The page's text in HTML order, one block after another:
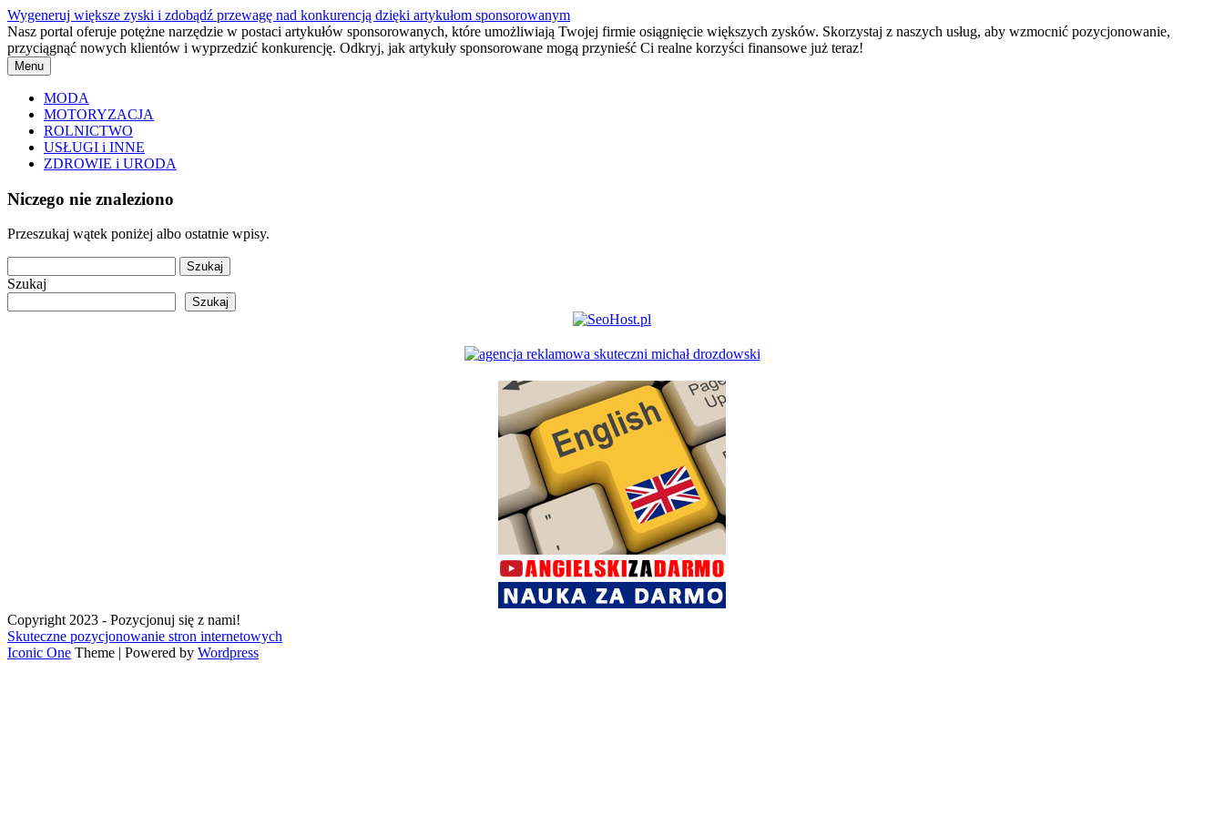
Przejdź
do
treści
Wygeneruj większe zyski i zdobądź przewagę nad konkurencją dzięki artykułom sponsorowanym
Nasz portal oferuje potężne narzędzie w postaci artykułów sponsorowanych, które umożliwiają Twojej firmie osiągnięcie większych zysków. Skorzystaj z naszych usług, aby wzmocnić pozycjonowanie,
przyciągnąć nowych klientów i wyprzedzić konkurencję. Odkryj, jak artykuły sponsorowane mogą przynieść Ci realne korzyści finansowe już teraz!
Menu
MODA
MOTORYZACJA
ROLNICTWO
USŁUGI i INNE
ZDROWIE i URODA
Niczego nie znaleziono
Przeszukaj wątek poniżej albo ostatnie wpisy.
Szukaj
Szukaj
Copyright 2023 - Pozycjonuj się z nami!
Skuteczne pozycjonowanie stron internetowych
Iconic One Theme | Powered by Wordpress